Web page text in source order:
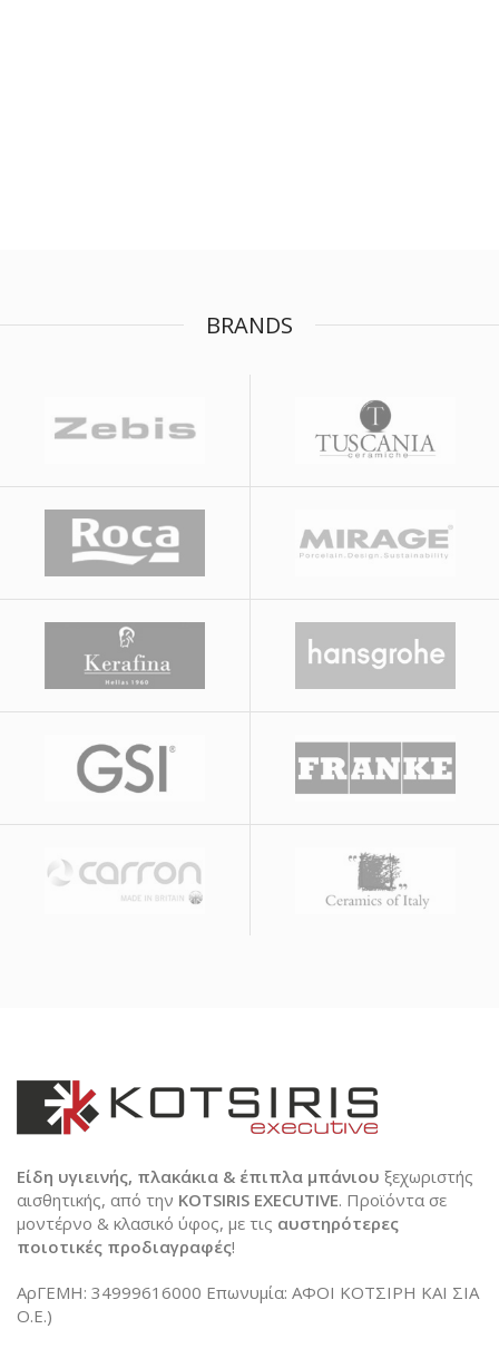
BRANDS
Είδη υγιεινής, πλακάκια & έπιπλα μπάνιου ξεχωριστής
αισθητικής, από την KOTSIRIS EXECUTIVE. Προϊόντα σε
μοντέρνο & κλασικό ύφος, με τις αυστηρότερες
ποιοτικές προδιαγραφές!
ΑρΓΕΜΗ: 34999616000 Επωνυμία: ΑΦΟΙ ΚΟΤΣΙΡΗ ΚΑΙ ΣΙΑ
Ο.Ε.)